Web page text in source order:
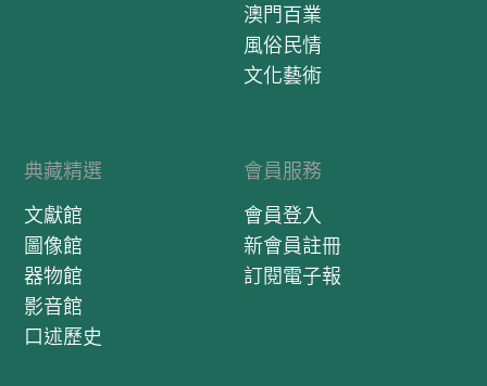
澳門百業
風俗民情
文化藝術
典藏精選
文獻館
圖像館
器物館
影音館
口述歷史
會員服務
會員登入
新會員註冊
訂閱電子報